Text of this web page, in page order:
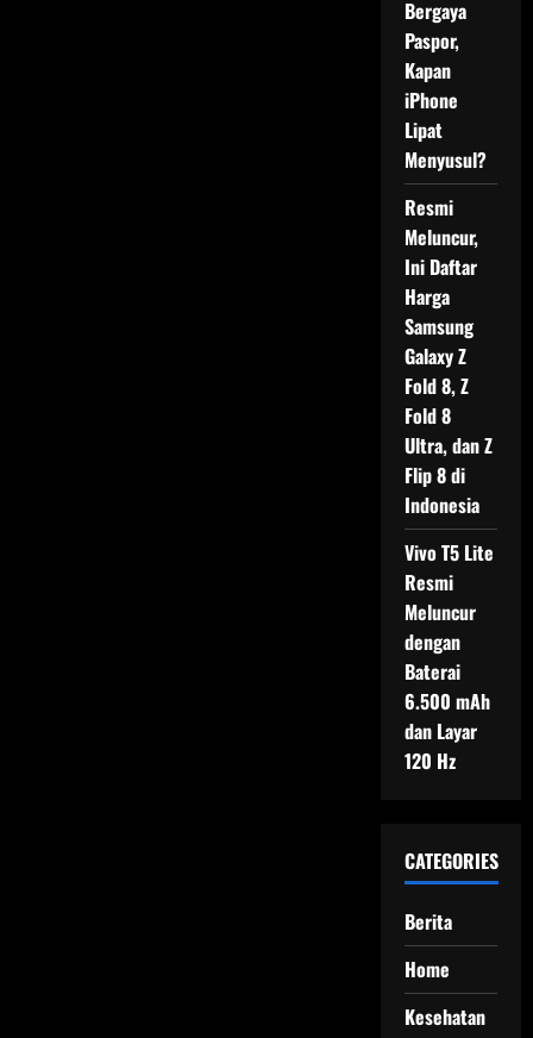
Bergaya
Paspor,
Kapan
iPhone
Lipat
Menyusul?
Resmi
Meluncur,
Ini Daftar
Harga
Samsung
Galaxy Z
Fold 8, Z
Fold 8
Ultra, dan Z
Flip 8 di
Indonesia
Vivo T5 Lite
Resmi
Meluncur
dengan
Baterai
6.500 mAh
dan Layar
120 Hz
CATEGORIES
Berita
Home
Kesehatan